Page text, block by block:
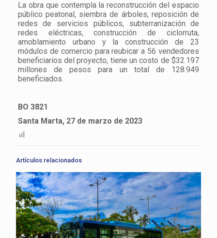
La obra que contempla la reconstrucción del espacio
público peatonal, siembra de árboles, reposición de
redes de servicios públicos, subterranización de
redes eléctricas, construcción de ciclorruta,
amoblamiento urbano y la construcción de 23
módulos de comercio para reubicar a 56 vendedores
beneficiarios del proyecto, tiene un costo de $32.197
millones de pesos para un total de 128.949
beneficiados.
BO 3821
Santa Marta, 27 de marzo de 2023
Artículos relacionados